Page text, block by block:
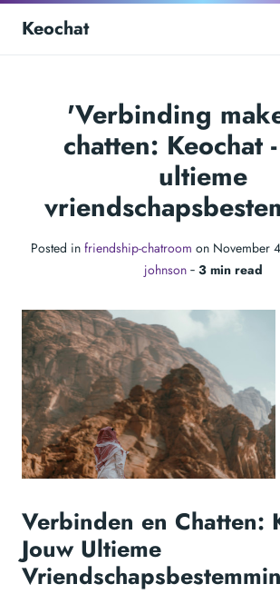
Keochat
'Verbinding
chatten: Keochat
ultieme
Posted in friendship-chatroom on November
johnson‐ 3 min read
Verbinden en Chatten:
Jouw Ultieme